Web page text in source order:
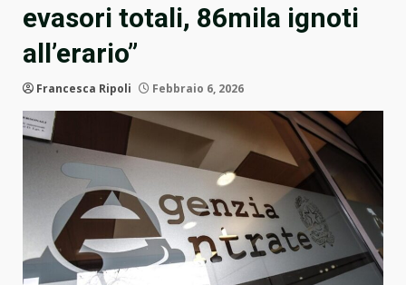
evasori totali, 86mila ignoti
all’erario”
Francesca Ripoli Febbraio 6, 2026